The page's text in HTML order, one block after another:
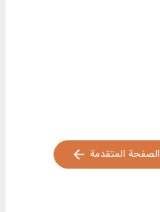
الصفحة المتقدمة